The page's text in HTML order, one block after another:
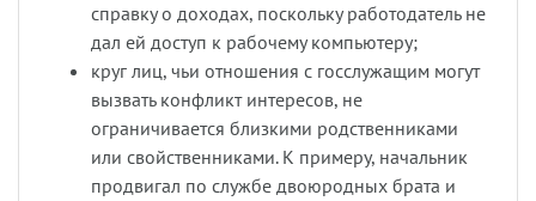
справку о доходах, поскольку работодатель не
дал ей доступ к рабочему компьютеру;
круг лиц, чьи отношения с госслужащим могут
вызвать конфликт интересов, не
ограничивается близкими родственниками
или свойственниками. К примеру, начальник
продвигал по службе двоюродных брата и